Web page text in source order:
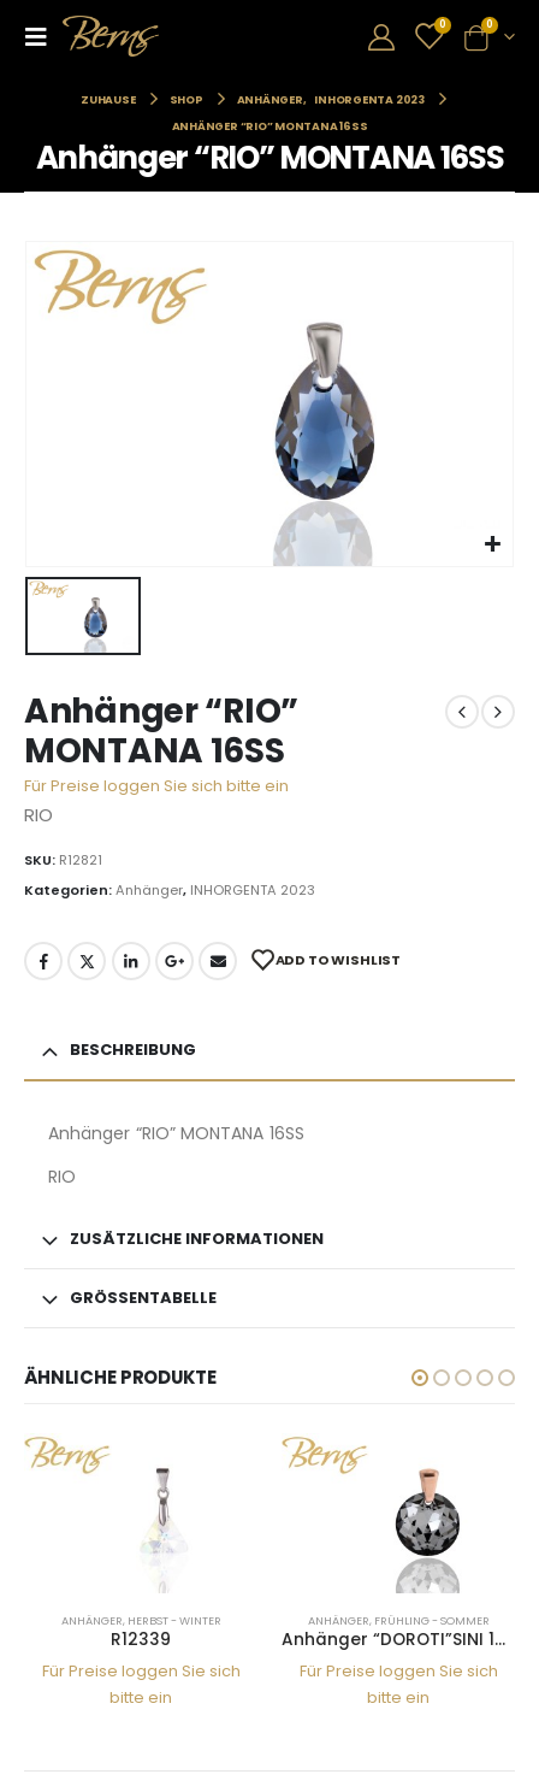
0 0
ZUHAUSE SHOP ANHÄNGER,
INHORGENTA 2023
ANHÄNGER “RIO” MONTANA 16SS
Anhänger “RIO” MONTANA 16SS
Anhänger “RIO”
MONTANA 16SS
Für Preise loggen Sie sich bitte ein
RIO
SKU: R12821
Kategorien:Anhänger, INHORGENTA 2023
ADD TO WISHLIST
BESCHREIBUNG
Anhänger “RIO” MONTANA 16SS
RIO
ZUSÄTZLICHE INFORMATIONEN
GRÖSSENTABELLE
ÄHNLICHE PRODUKTE
ANHÄNGER, HERBST - WINTER
R12339
Für Preise loggen Sie sich
bitte ein
ANHÄNGER, FRÜHLING - SOMMER
Anhänger “DOROTI”SINI 14RG
Für Preise loggen Sie sich
bitte ein